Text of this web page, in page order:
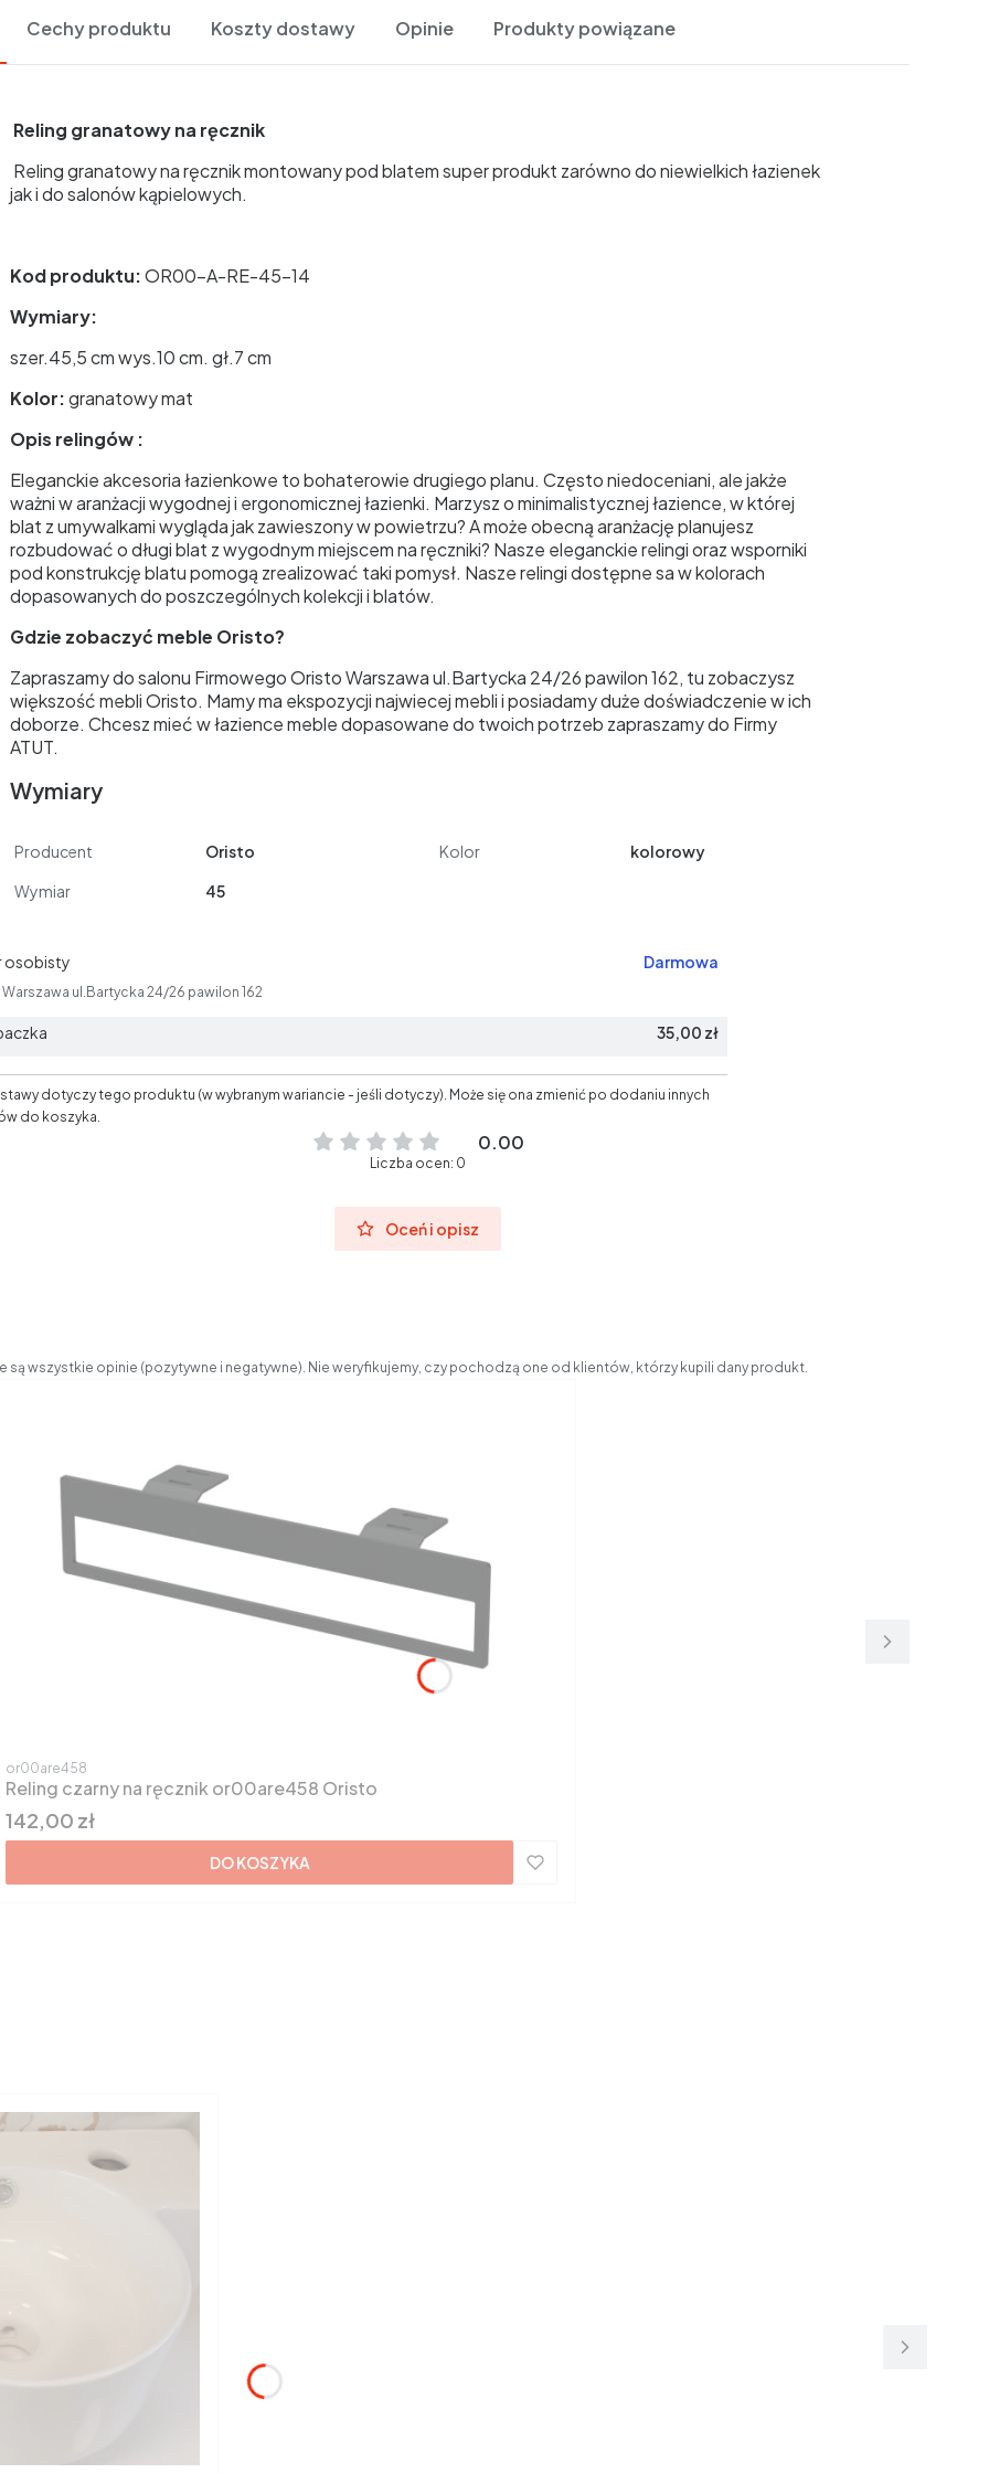
Cechy produktu Koszty dostawy Opinie Produkty powiązane
Reling granatowy na ręcznik
Reling granatowy na ręcznik montowany pod blatem super produkt zarówno do niewielkich łazienek
jak i do salonów kąpielowych.
Kod produktu:OR00-A-RE-45-14
Wymiary:
szer.45,5 cm wys.10 cm. gł.7 cm
Kolor:granatowy mat
Opis relingów :
Eleganckie akcesoria łazienkowe to bohaterowie drugiego planu. Często niedoceniani, ale jakże
ważni w aranżacji wygodnej i ergonomicznej łazienki. Marzysz o minimalistycznej łazience, w której
blat z umywalkami wygląda jak zawieszony w powietrzu? A może obecną aranżację planujesz
rozbudować o długi blat z wygodnym miejscem na ręczniki? Nasze eleganckie relingi oraz wsporniki
pod konstrukcję blatu pomogą zrealizować taki pomysł. Nasze relingi dostępne sa w kolorach
dopasowanych do poszczególnych kolekcji i blatów.
Gdzie zobaczyć meble Oristo?
Zapraszamy do salonu Firmowego Oristo Warszawa ul.Bartycka 24/26 pawilon 162, tu zobaczysz
większość mebli Oristo. Mamy ma ekspozycji najwiecej mebli i posiadamy duże doświadczenie w ich
doborze. Chcesz mieć w łazience meble dopasowane do twoich potrzeb zapraszamy do Firmy
ATUT.
Wymiary
Producent Oristo Kolor
kolorowy
Wymiar
45
osobisty Darmowa
ul.Bartycka 24/26 pawilon 162
35,00 zł
dotyczy tego produktu (w wybranym wariancie - jeśli dotyczy). Może się ona zmienić po dodaniu innych
do koszyka.
0.00
Liczba ocen: 0
Oceń i opisz
są wszystkie opinie (pozytywne i negatywne). Nie weryfikujemy, czy pochodzą one od klientów, którzy kupili dany produkt.
Kod produktu
or00are458
Reling czarny na ręcznik or00are458 Oristo
Cena
142,00 zł
DO KOSZYKA